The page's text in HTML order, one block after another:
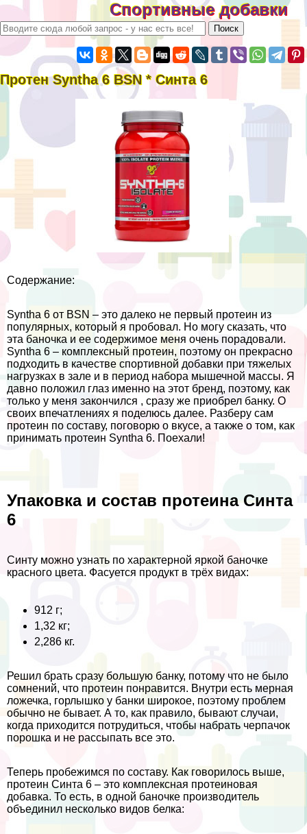
Спортивные добавки
Протен Syntha 6 BSN * Синта 6
Содержание:
Syntha 6 от BSN – это далеко не первый протеин из
популярных, который я пробовал. Но могу сказать, что
эта баночка и ее содержимое меня очень порадовали.
Syntha 6 – комплексный протеин, поэтому он прекрасно
подходить в качестве спортивной добавки при тяжелых
нагрузках в зале и в период набора мышечной массы. Я
давно положил глаз именно на этот бренд, поэтому, как
только у меня закончился , сразу же приобрел банку. О
своих впечатлениях я поделюсь далее. Разберу сам
протеин по составу, поговорю о вкусе, а также о том, как
принимать протеин Syntha 6. Поехали!
Упаковка и состав протеина Синта
6
Синту можно узнать по хаpaктерной яркой баночке
красного цвета. Фасуется продукт в трёх видах:
912 г;
1,32 кг;
2,286 кг.
Решил брать сразу большую банку, потому что не было
сомнений, что протеин понравится. Внутри есть мерная
ложечка, горлышко у банки широкое, поэтому проблем
обычно не бывает. А то, как правило, бывают случаи,
когда приходится потрудиться, чтобы набрать черпачок
порошка и не рассыпать все это.
Теперь пробежимся по составу. Как говорилось выше,
протеин Синта 6 – это комплексная протеиновая
добавка. То есть, в одной баночке производитель
объединил несколько видов белка: